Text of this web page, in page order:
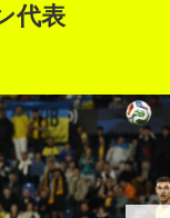
代表